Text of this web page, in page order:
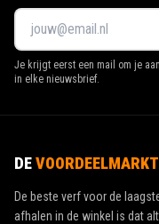
Je krijgt eerst een mail om je
in elke nieuwsbrief.
DEVOORDEELMARKT
De beste verf voor de
afhalen in de winkel is dat